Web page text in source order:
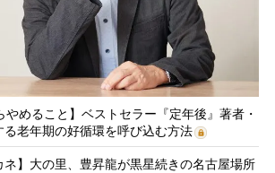
やめること】ベストセラー『定年後』著者・
老年期の好循環を呼び込む方法
ネ】大の里、豊昇龍が黒星続きの名古屋場所